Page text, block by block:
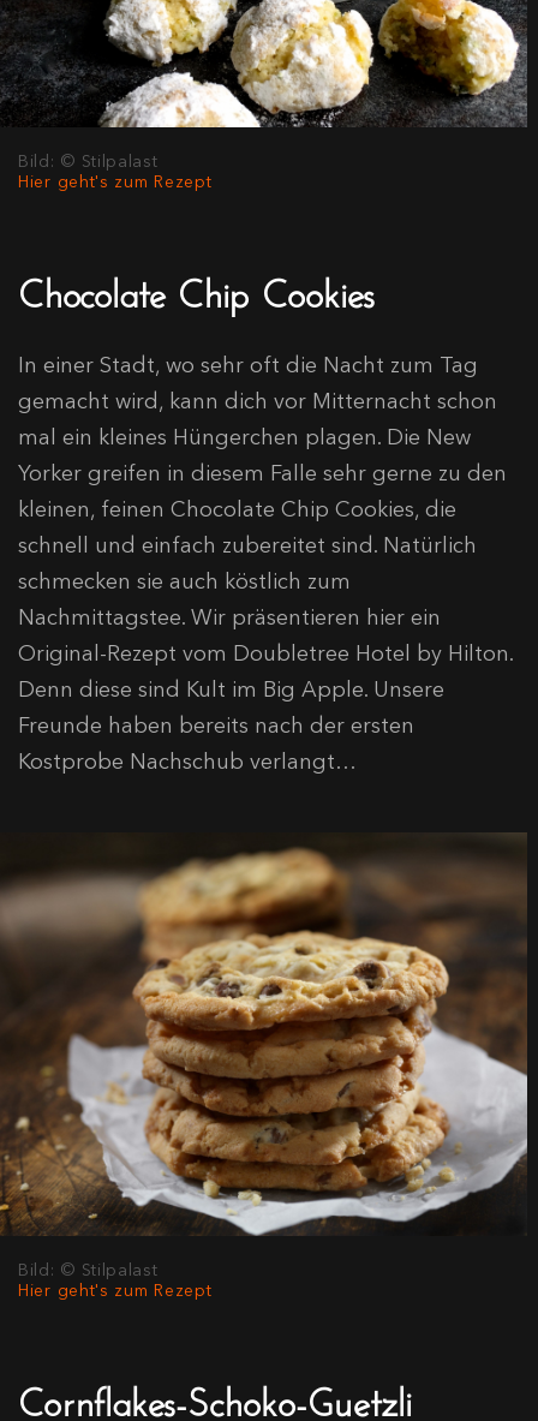
Bild: © Stilpalast
Hier geht's zum Rezept
Chocolate Chip Cookies
In einer Stadt, wo sehr oft die Nacht zum Tag
gemacht wird, kann dich vor Mitternacht schon
mal ein kleines Hüngerchen plagen. Die New
Yorker greifen in diesem Falle sehr gerne zu den
kleinen, feinen Chocolate Chip Cookies, die
schnell und einfach zubereitet sind. Natürlich
schmecken sie auch köstlich zum
Nachmittagstee. Wir präsentieren hier ein
Original-Rezept vom Doubletree Hotel by Hilton.
Denn diese sind Kult im Big Apple. Unsere
Freunde haben bereits nach der ersten
Kostprobe Nachschub verlangt…
Bild: © Stilpalast
Hier geht's zum Rezept
Cornflakes-Schoko-Guetzli